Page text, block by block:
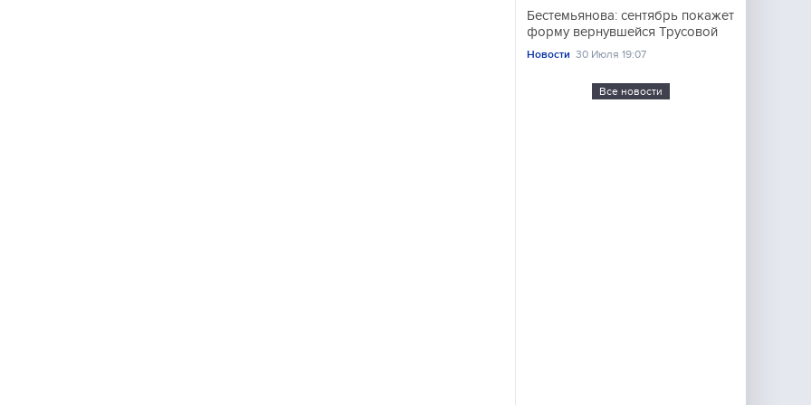
Бестемьянова: сентябрь покажет
форму вернувшейся Трусовой
Новости 30 Июля 19:07
Все новости